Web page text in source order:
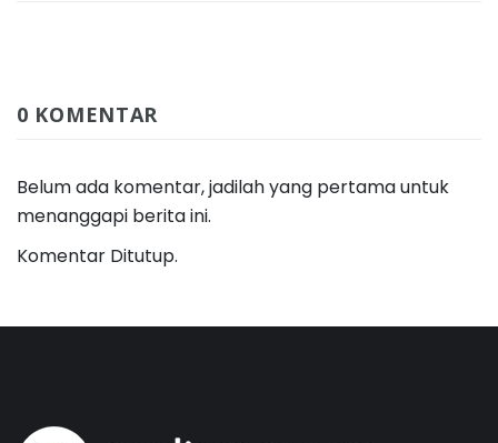
0 KOMENTAR
Belum ada komentar, jadilah yang pertama untuk
menanggapi berita ini.
Komentar Ditutup.